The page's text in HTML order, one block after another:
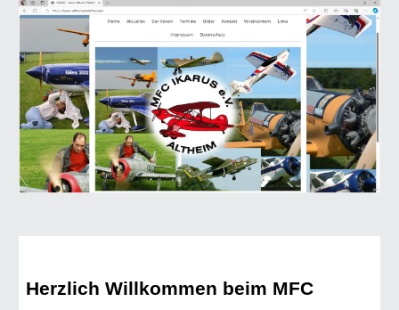
Herzlich Willkommen beim MFC